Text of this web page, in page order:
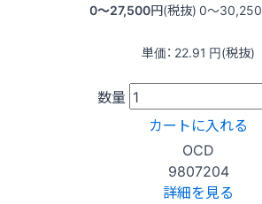
0〜27,500円(税抜) 0〜30,250
単価： 22.91 円(税抜)
数量
カートに入れる
OCD
9807204
詳細を見る